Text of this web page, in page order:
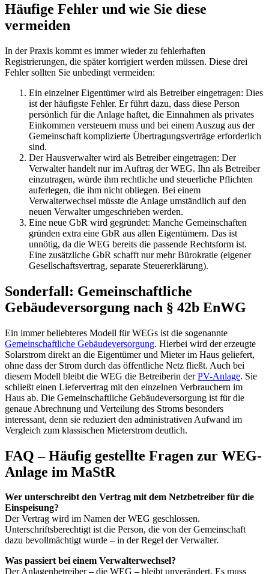
Häufige Fehler und wie Sie diese
vermeiden
In der Praxis kommt es immer wieder zu fehlerhaften
Registrierungen, die später korrigiert werden müssen. Diese drei
Fehler sollten Sie unbedingt vermeiden:
Ein einzelner Eigentümer wird als Betreiber eingetragen: Dies
ist der häufigste Fehler. Er führt dazu, dass diese Person
persönlich für die Anlage haftet, die Einnahmen als privates
Einkommen versteuern muss und bei einem Auszug aus der
Gemeinschaft komplizierte Übertragungsverträge erforderlich
sind.
Der Hausverwalter wird als Betreiber eingetragen: Der
Verwalter handelt nur im Auftrag der WEG. Ihn als Betreiber
einzutragen, würde ihm rechtliche und steuerliche Pflichten
auferlegen, die ihm nicht obliegen. Bei einem
Verwalterwechsel müsste die Anlage umständlich auf den
neuen Verwalter umgeschrieben werden.
Eine neue GbR wird gegründet: Manche Gemeinschaften
gründen extra eine GbR aus allen Eigentümern. Das ist
unnötig, da die WEG bereits die passende Rechtsform ist.
Eine zusätzliche GbR schafft nur mehr Bürokratie (eigener
Gesellschaftsvertrag, separate Steuererklärung).
Sonderfall: Gemeinschaftliche
Gebäudeversorgung nach § 42b EnWG
Ein immer beliebteres Modell für WEGs ist die sogenannte
Gemeinschaftliche Gebäudeversorgung. Hierbei wird der erzeugte
Solarstrom direkt an die Eigentümer und Mieter im Haus geliefert,
ohne dass der Strom durch das öffentliche Netz fließt. Auch bei
diesem Modell bleibt die WEG die Betreiberin derPV-Anlage. Sie
schließt einen Liefervertrag mit den einzelnen Verbrauchern im
Haus ab. Die Gemeinschaftliche Gebäudeversorgung ist für die
genaue Abrechnung und Verteilung des Stroms besonders
interessant, denn sie reduziert den administrativen Aufwand im
Vergleich zum klassischen Mieterstrom deutlich.
FAQ – Häufig gestellte Fragen zur WEG-
Anlage im MaStR
Wer unterschreibt den Vertrag mit dem Netzbetreiber für die
Einspeisung?
Der Vertrag wird im Namen der WEG geschlossen.
Unterschriftsberechtigt ist die Person, die von der Gemeinschaft
dazu bevollmächtigt wurde – in der Regel der Verwalter.
Was passiert bei einem Verwalterwechsel?
Der Anlagenbetreiber – die WEG – bleibt unverändert. Es muss